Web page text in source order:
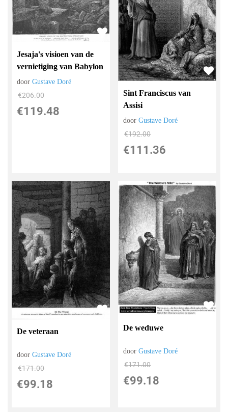
Jesaja's visioen van de
vernietiging van Babylon
doorGustave Doré
€206.00
€119.48
Sint Franciscus van
Assisi
doorGustave Doré
€192.00
€111.36
De veteraan
doorGustave Doré
€171.00
€99.18
De weduwe
doorGustave Doré
€171.00
€99.18